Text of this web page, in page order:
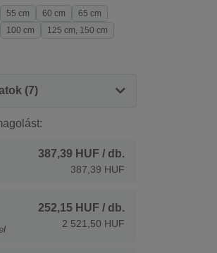
55 cm 60 cm
65 cm
100 cm 125 cm, 150 cm
(7)
387,39 HUF / db.
387,39 HUF
252,15 HUF / db.
2 521,50 HUF